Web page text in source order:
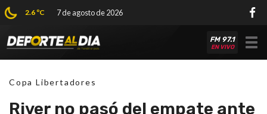
2.6 ºC 7 de agosto de 2026
FM 97.1
EN VIVO
Copa Libertadores
River no pasó del empate ante